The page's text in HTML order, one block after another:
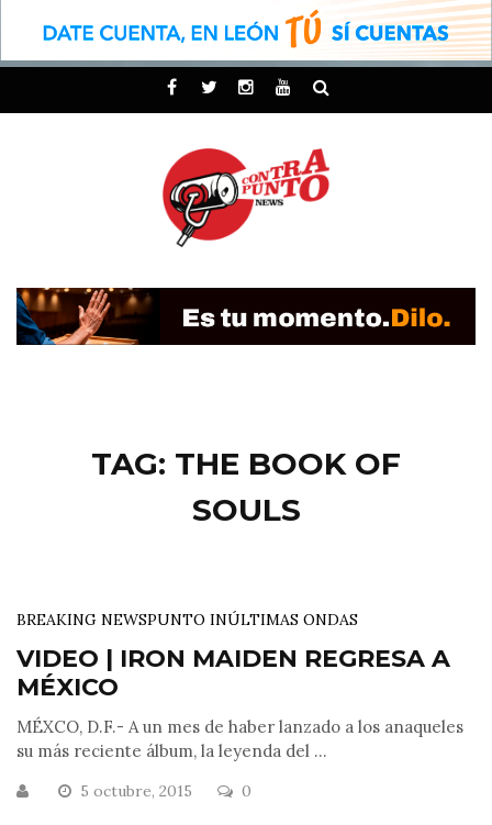
TAG: THE BOOK OF
SOULS
BREAKING NEWSPUNTO INÚLTIMAS ONDAS
VIDEO | IRON MAIDEN REGRESA A
MÉXICO
MÉXCO, D.F.- A un mes de haber lanzado a los anaqueles
su más reciente álbum, la leyenda del ...
5 octubre, 2015 0